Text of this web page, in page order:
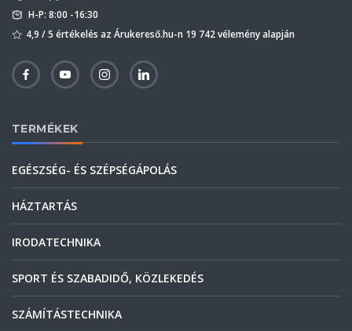
H-P: 8:00 -16:30
4,9 / 5 értékelés az Árukereső.hu-n 19 742 vélemény alapján
TERMÉKEK
EGÉSZSÉG- ÉS SZÉPSÉGÁPOLÁS
HÁZTARTÁS
IRODATECHNIKA
SPORT ÉS SZABADIDŐ, KÖZLEKEDÉS
SZÁMÍTÁSTECHNIKA